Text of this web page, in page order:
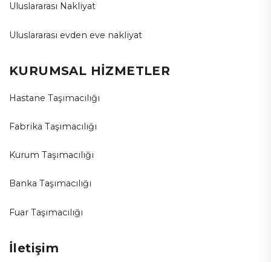
Uluslararası Nakliyat
Uluslararası evden eve nakliyat
KURUMSAL HİZMETLER
Hastane Taşımacılığı
Fabrika Taşımacılığı
Kurum Taşımacılığı
Banka Taşımacılığı
Fuar Taşımacılığı
İletişim